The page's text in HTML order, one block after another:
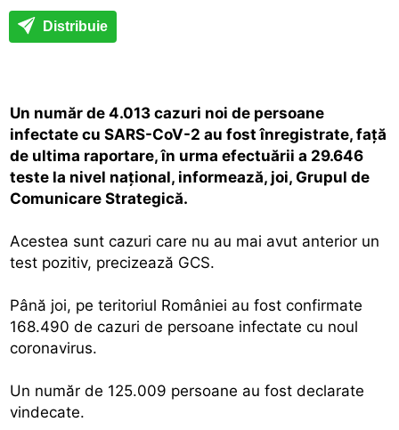
Distribuie
Un număr de 4.013 cazuri noi de persoane
infectate cu SARS-CoV-2 au fost înregistrate, faţă
de ultima raportare, în urma efectuării a 29.646
teste la nivel naţional, informează, joi, Grupul de
Comunicare Strategică.
Acestea sunt cazuri care nu au mai avut anterior un
test pozitiv, precizează GCS.
Până joi, pe teritoriul României au fost confirmate
168.490 de cazuri de persoane infectate cu noul
coronavirus.
Un număr de 125.009 persoane au fost declarate
vindecate.